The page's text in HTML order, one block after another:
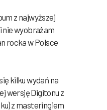
z najwyższej
nie wyobrażam
rocka w Polsce
kilku wydań na
wersję Digitonu z
z masteringiem